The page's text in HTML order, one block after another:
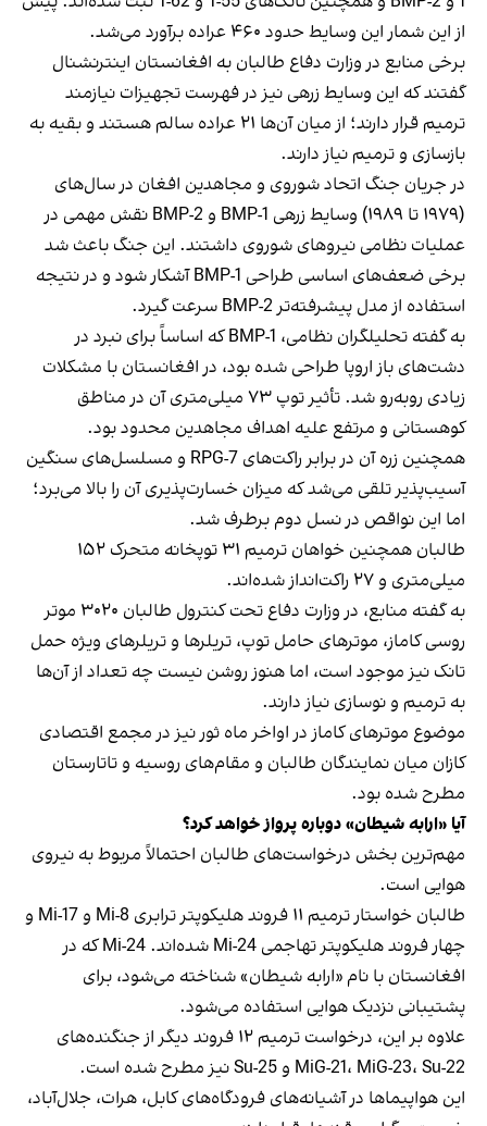
از این شمار این وسایط حدود ۴۶۰ عراده برآورد می‌شد.
برخی منابع در وزارت دفاع طالبان به افغانستان اینترنشنال
گفتند که این وسایط زرهی نیز در فهرست تجهیزات نیازمند
ترمیم قرار دارند؛ از میان آن‌ها ۲۱ عراده سالم هستند و بقیه به
بازسازی و ترمیم نیاز دارند.
در جریان جنگ اتحاد شوروی و مجاهدین افغان در سال‌های
(۱۹۷۹ تا ۱۹۸۹) وسایط زرهی BMP-1 و BMP-2 نقش مهمی در
عملیات نظامی نیروهای شوروی داشتند. این جنگ باعث شد
برخی ضعف‌های اساسی طراحی BMP-1 آشکار شود و در نتیجه
استفاده از مدل پیشرفته‌تر BMP-2 سرعت گیرد.
به گفته تحلیلگران نظامی، BMP-1 که اساساً برای نبرد در
دشت‌های باز اروپا طراحی شده بود، در افغانستان با مشکلات
زیادی روبه‌رو شد. تأثیر توپ ۷۳ میلی‌متری آن در مناطق
کوهستانی و مرتفع علیه اهداف مجاهدین محدود بود.
همچنین زره آن در برابر راکت‌های RPG-7 و مسلسل‌های سنگین
آسیب‌پذیر تلقی می‌شد که میزان خسارت‌پذیری آن را بالا می‌برد؛
اما این نواقص در نسل دوم برطرف شد.
طالبان همچنین خواهان ترمیم ۳۱ توپخانه متحرک ۱۵۲
میلی‌متری و ۲۷ راکت‌انداز شده‌اند.
به گفته منابع، در وزارت دفاع تحت کنترول طالبان ۳۰۲۰ موتر
روسی کاماز، موترهای حامل توپ، تریلرها و تریلرهای ویژه حمل
تانک نیز موجود است، اما هنوز روشن نیست چه تعداد از آن‌ها
به ترمیم و نوسازی نیاز دارند.
موضوع موترهای کاماز در اواخر ماه ثور نیز در مجمع اقتصادی
کازان میان نمایندگان طالبان و مقام‌های روسیه و تاتارستان
مطرح شده بود.
آیا «ارابه شیطان» دوباره پرواز خواهد کرد؟
مهم‌ترین بخش درخواست‌های طالبان احتمالاً مربوط به نیروی
هوایی است.
طالبان خواستار ترمیم ۱۱ فروند هلیکوپتر ترابری Mi-8 و Mi-17 و
چهار فروند هلیکوپتر تهاجمی Mi-24 شده‌اند. Mi-24 که در
افغانستان با نام «ارابه شیطان» شناخته می‌شود، برای
پشتیبانی نزدیک هوایی استفاده می‌شود.
علاوه بر این، درخواست ترمیم ۱۲ فروند دیگر از جنگنده‌های
MiG-21، MiG-23، Su-22 و Su-25 نیز مطرح شده است.
این هواپیماها در آشیانه‌های فرودگاه‌های کابل، هرات، جلال‌آباد،